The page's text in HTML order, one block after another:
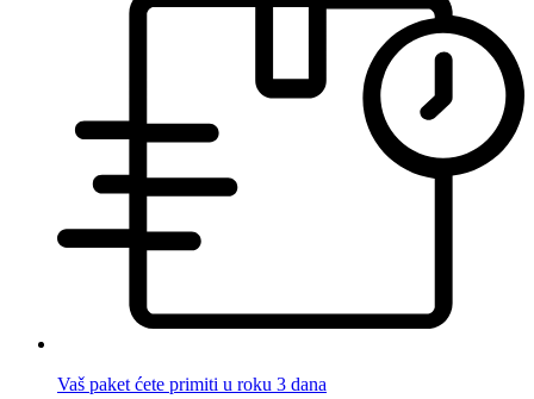
Vaš paket ćete primiti u roku 3 dana